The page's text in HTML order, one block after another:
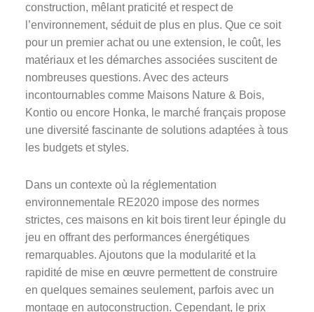
construction, mêlant praticité et respect de
l’environnement, séduit de plus en plus. Que ce soit
pour un premier achat ou une extension, le coût, les
matériaux et les démarches associées suscitent de
nombreuses questions. Avec des acteurs
incontournables comme Maisons Nature & Bois,
Kontio ou encore Honka, le marché français propose
une diversité fascinante de solutions adaptées à tous
les budgets et styles.
Dans un contexte où la réglementation
environnementale RE2020 impose des normes
strictes, ces maisons en kit bois tirent leur épingle du
jeu en offrant des performances énergétiques
remarquables. Ajoutons que la modularité et la
rapidité de mise en œuvre permettent de construire
en quelques semaines seulement, parfois avec un
montage en autoconstruction. Cependant, le prix